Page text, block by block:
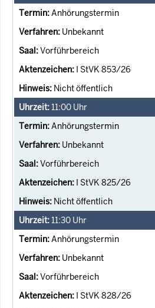
Anhörungstermin
Unbekannt
Vorführbereich
I StVK 853/26
Nicht öffentlich
11:00 Uhr
Anhörungstermin
Unbekannt
Vorführbereich
I StVK 825/26
Nicht öffentlich
11:30 Uhr
Anhörungstermin
Unbekannt
Vorführbereich
I StVK 828/26